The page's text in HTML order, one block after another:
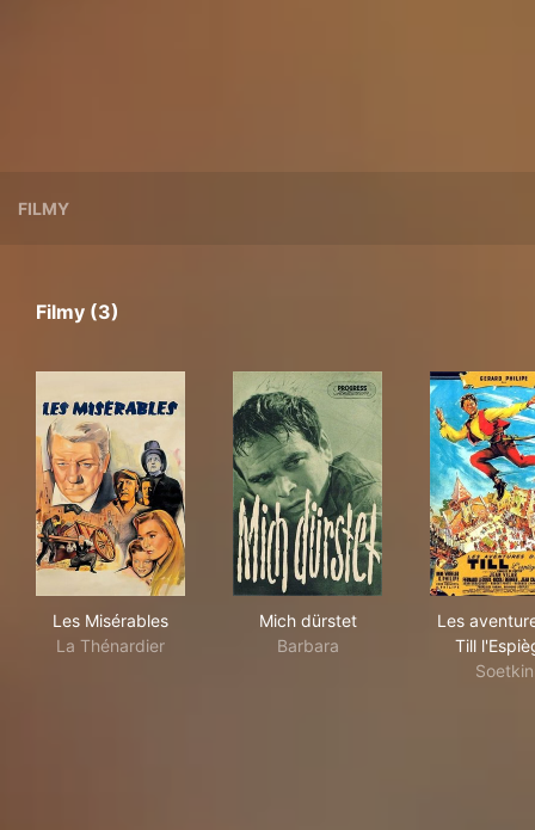
FILMY
Filmy (3)
Les Misérables
La Thénardier
Mich dürstet
Barbara
Les
Till
Soetkin